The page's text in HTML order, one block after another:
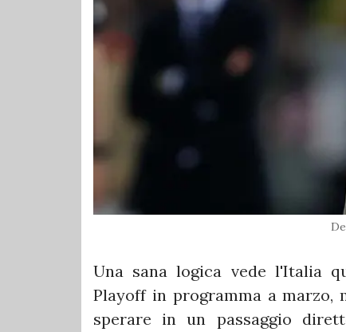
Una sana logica vede l'Italia
Playoff in programma a
sperare in un passaggio